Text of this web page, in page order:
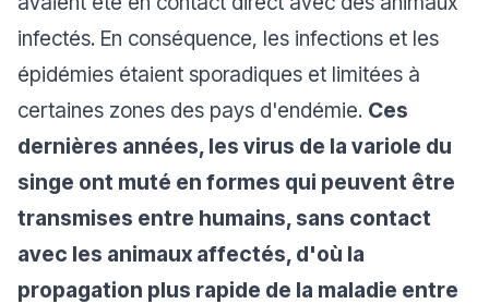
infectés. En conséquence, les infections et les
épidémies étaient sporadiques et limitées à
certaines zones des pays d'endémie. Ces
dernières années, les virus de la variole du
singe ont muté en formes qui peuvent être
transmises entre humains, sans contact
avec les animaux affectés, d'où la
propagation plus rapide de la maladie entre